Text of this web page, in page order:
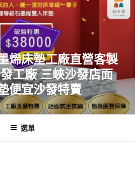
烯床墊工廠直營客製
工廠 三峽沙發店面
便宜沙發特賣
選單